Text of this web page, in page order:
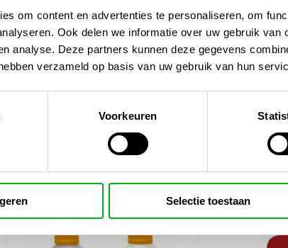
om content en advertenties te personaliseren, om
Ook delen we informatie over uw gebruik
analyse. Deze partners kunnen deze gegevens
verzameld op basis van uw gebruik van hun
Voorkeuren
Selectie toestaan
Epic Blast Coco– dé keuze voor kwekers die
het kweken in kokos.
vijverirrigatie/ph-ec-meters/